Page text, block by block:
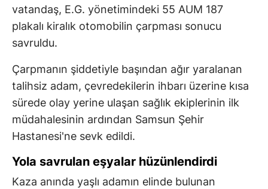
vatandaş, E.G. yönetimindeki 55 AUM 187
plakalı kiralık otomobilin çarpması sonucu
savruldu.
Çarpmanın şiddetiyle başından ağır yaralanan
talihsiz adam, çevredekilerin ihbarı üzerine kısa
sürede olay yerine ulaşan sağlık ekiplerinin ilk
müdahalesinin ardından Samsun Şehir
Hastanesi'ne sevk edildi.
Yola savrulan eşyalar hüzünlendirdi
Kaza anında yaşlı adamın elinde bulunan